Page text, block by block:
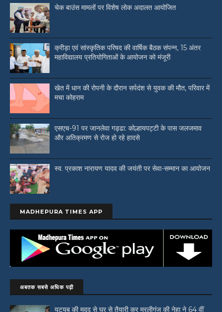
चेक बाउंस मामलों पर विशेष लोक अदालत आयोजित
क्रीड़ा एवं सांस्कृतिक परिषद की वार्षिक बैठक संपन्न, 15 अंतर
महाविद्यालय प्रतियोगिताओं के आयोजन को मंजूरी
खेत में धान की रोपनी के दौरान सर्पदंश से युवक की मौत, परिवार में
मचा कोहराम
एसएच-91 पर जानलेवा गड्ढा: कोल्हायपट्टी के पास जलजमाव
और अतिक्रमण से रोज हो रहे हादसे
स्व. प्रकाश नारायण यादव की जयंती पर सेवा-सम्मान का आयोजन
MADHEPURA TIMES APP
अबतक सबसे अधिक पढ़ी
यूट्यूब की मदद से घर से तैयारी कर मुरलीगंज की नेहा ने 64 वीं